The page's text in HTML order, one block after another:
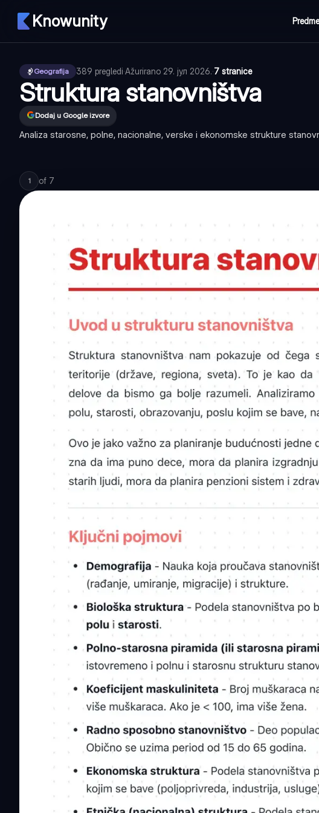
Knowunity
Geografija 389 pregledi·Ažurirano 29. јул 2026.·7 stranice
Struktura stanovništva
Dodaj u Google izvore
Analiza starosne, polne, nacionalne, verske i ekonomske strukture
1 of 7